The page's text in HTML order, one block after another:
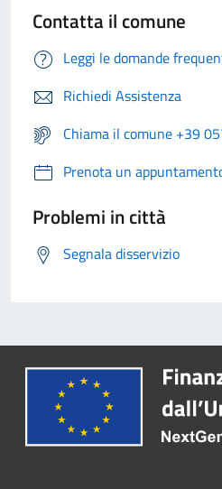
Contatta il comune
Leggi le domande
Richiedi Assistenza
Chiama il comune +39
Prenota un
Problemi in città
Segnala disservizio